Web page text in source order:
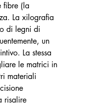
fibre (la
La xilografia
di legni di
un
La stessa
le matrici in
materiali
risalire